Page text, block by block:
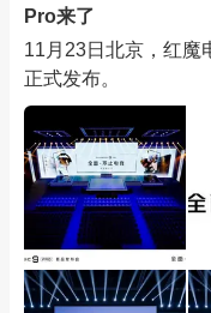
Pro来了
11月23日北京，红
正式发布。